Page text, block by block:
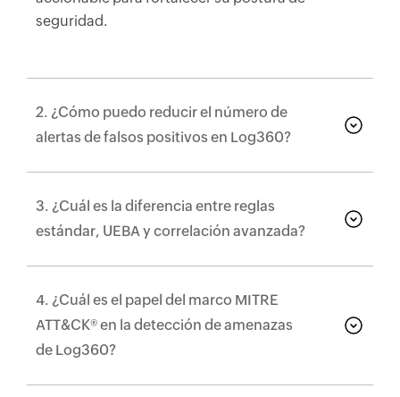
seguridad.
2. ¿Cómo puedo reducir el número de
alertas de falsos positivos en Log360?
3. ¿Cuál es la diferencia entre reglas
estándar, UEBA y correlación avanzada?
4. ¿Cuál es el papel del marco MITRE
ATT&CK® en la detección de amenazas
de Log360?